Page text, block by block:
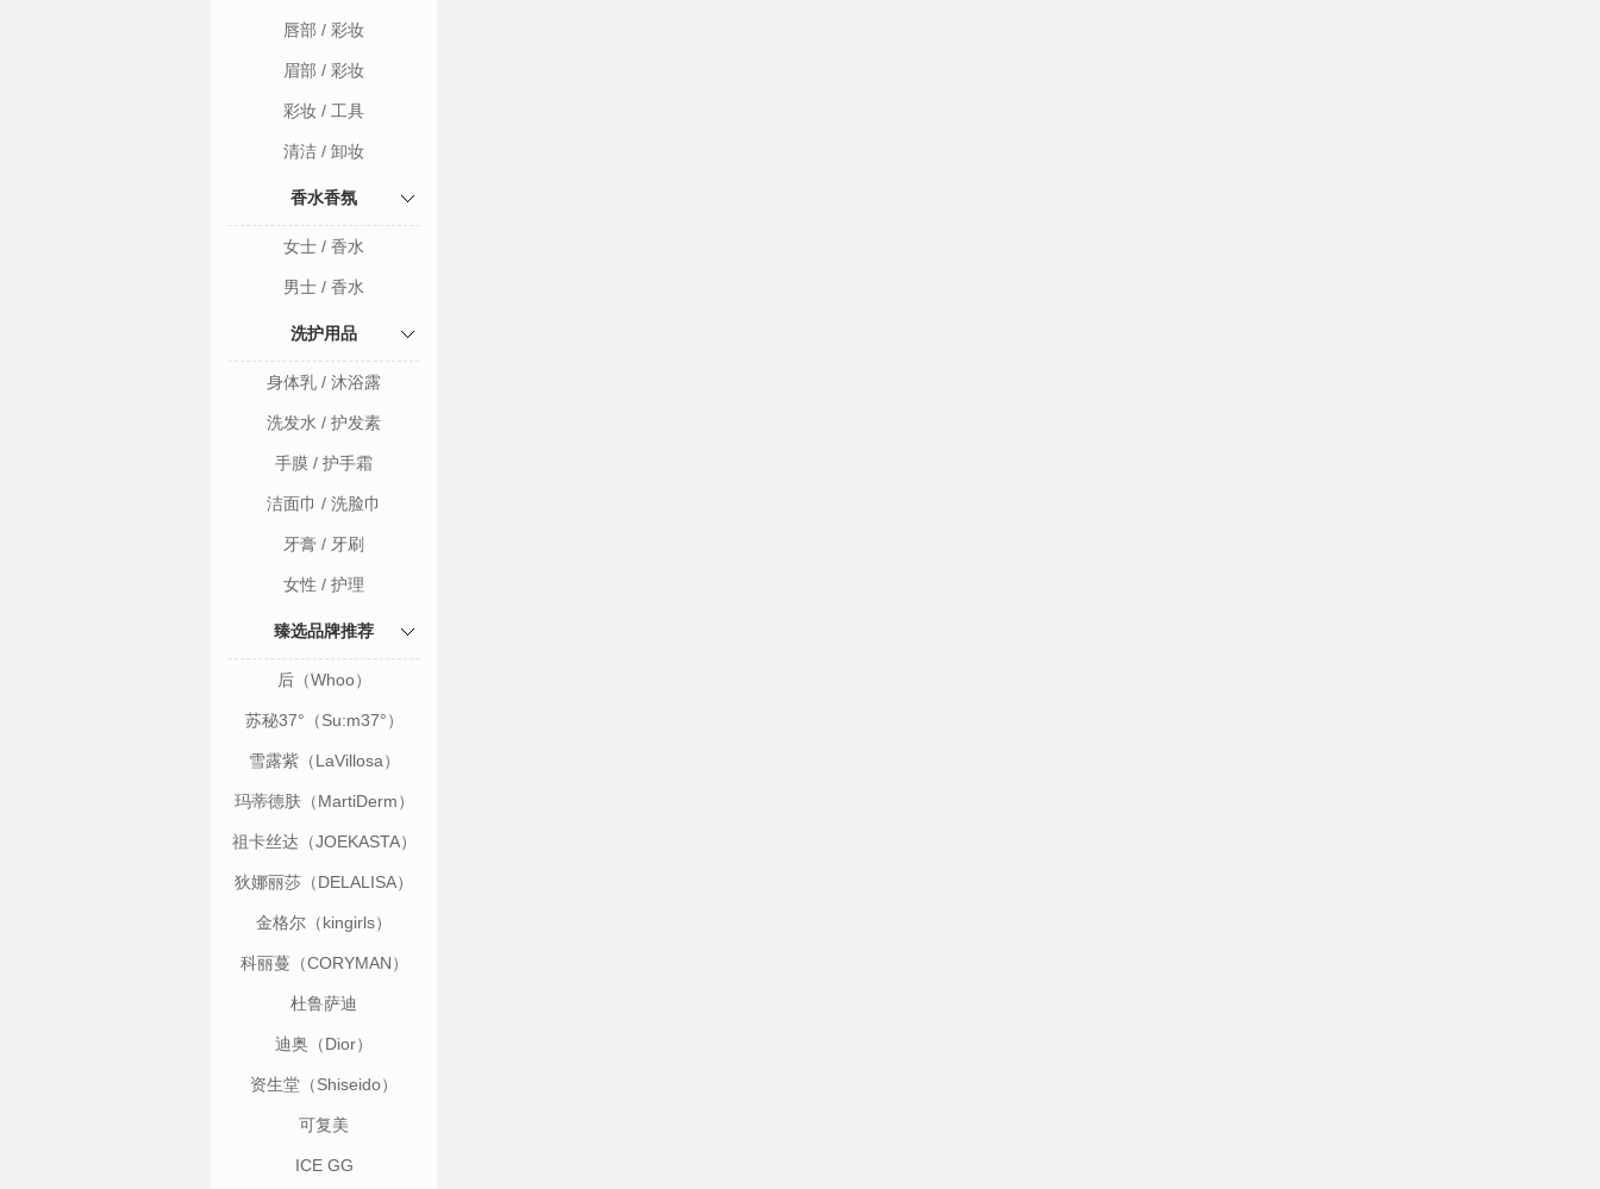
唇部 / 彩妆
眉部 / 彩妆
彩妆 / 工具
清洁 / 卸妆
香水香氛
女士 / 香水
男士 / 香水
洗护用品
身体乳 / 沐浴露
洗发水 / 护发素
手膜 / 护手霜
洁面巾 / 洗脸巾
牙膏 / 牙刷
女性 / 护理
臻选品牌推荐
后（Whoo）
苏秘37°（Su:m37°）
雪露紫（LaVillosa）
玛蒂德肤（MartiDerm）
祖卡丝达（JOEKASTA）
狄娜丽莎（DELALISA）
金格尔（kingirls）
科丽蔓（CORYMAN）
杜鲁萨迪
（TRUSSARDI）
迪奥（Dior）
资生堂（Shiseido）
可复美
ICE GG